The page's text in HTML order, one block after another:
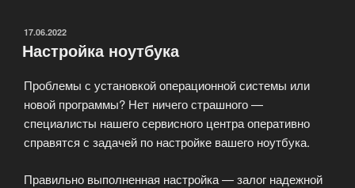
замены
ОПУБЛИКОВАНО
17.06.2022
Настройка ноутбука
Проблемы с установкой операционной системы или
новой программы? Нет ничего страшного —
специалисты нашего сервисного центра оперативно
справятся с задачей по настройке вашего ноутбука.
Правильно выполненная настройка — залог надежной